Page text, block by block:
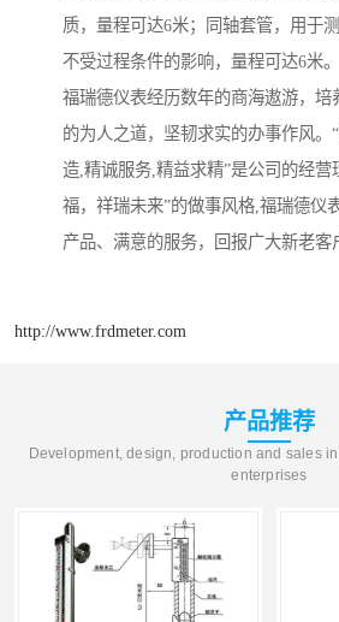
质，量程可达6米；同轴套管，用于
不受过程条件的影响，量程可达6米。
福瑞德仪表经历数年的商海遨游，培
的为人之道，坚韧求实的办事作风。
造,精诚服务,精益求精”是公司的经营
福，祥瑞未来”的做事风格,福瑞德仪
产品、满意的服务，回报广大新老客
http://www.frdmeter.com
产品推荐
Development, design, production and sales
enterprises